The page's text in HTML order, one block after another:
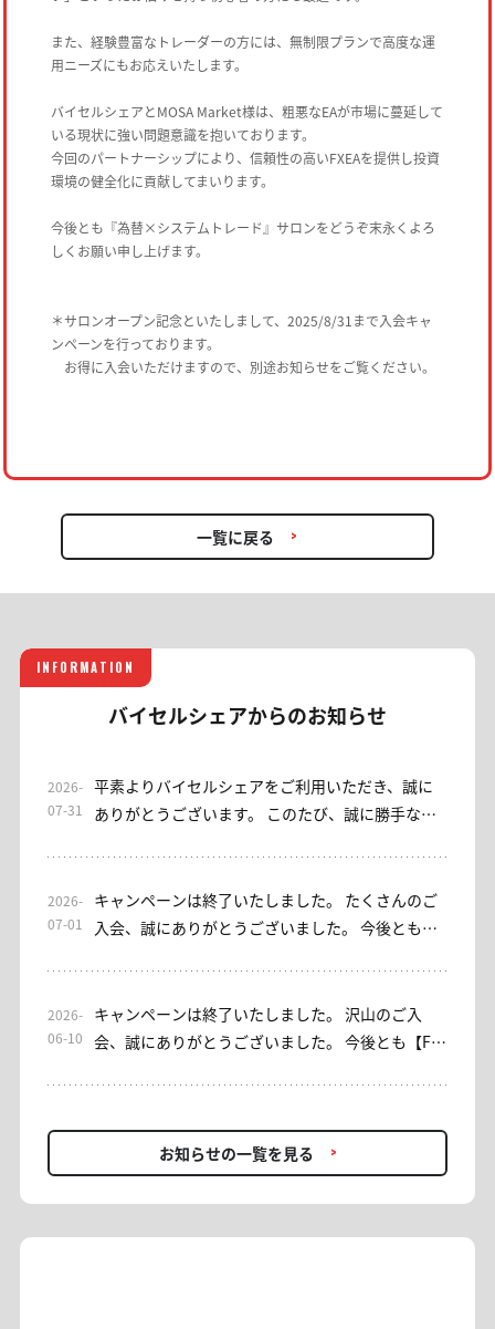
また、経験豊富なトレーダーの方には、無制限プランで高度な運
用ニーズにもお応えいたします。
バイセルシェアとMOSA Market様は、粗悪なEAが市場に蔓延して
いる現状に強い問題意識を抱いております。
今回のパートナーシップにより、信頼性の高いFXEAを提供し投資
環境の健全化に貢献してまいります。
今後とも『為替×システムトレード』サロンをどうぞ末永くよろ
しくお願い申し上げます。
＊サロンオープン記念といたしまして、2025/8/31まで入会キャ
ンペーンを行っております。
お得に入会いただけますので、別途お知らせをご覧ください。
一覧に戻る
INFORMATION
バイセルシェアからのお知らせ
2026-
07-31
平素よりバイセルシェアをご利用いただき、誠に
ありがとうございます。 このたび、誠に勝手なが
いただきました皆さまに、心より御礼申し上げま
す。 なお、EAをご利用いただけるサブスクリプシ
検討ください。 これまでご利用いただき、誠にあ
りがとうございました。今後ともバイセルシェア
2026-
07-01
キャンペーンは終了いたしました。 たくさんのご
入会、誠にありがとうございました。 今後とも、
なっております。 【みっちゃん日本株サロン】入
会キャンペーンを実施しております。 [入会キャン
月数金額)の引落しがございます。 事務方にて入
会手続きが正常に完了したことが確認できた時点
で、初月分を0円(税込)へ変更いたします。 ＊お客
様のカード設定によっては「月跨ぎ返金」や「相
2026-
06-10
キャンペーンは終了いたしました。 沢山のご入
会、誠にありがとうございました。 今後とも【FX
カデミー】では、現在入会キャンペーンを開催し
ております。 FXを始めたい方、プロの助言を取り
入れたい方、再入会をお考えの方… 投資助言でFX
を学びながら利益を追求していきませんか？ [概
要] 期間：6/10(水)〜6/14(日)23:59 1ヶ月契約：
お知らせの一覧を見る